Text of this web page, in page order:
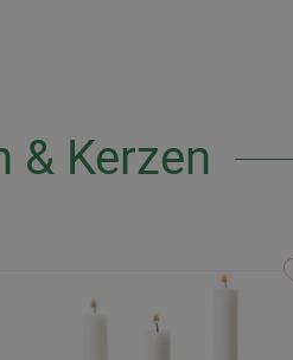
& Kerzen